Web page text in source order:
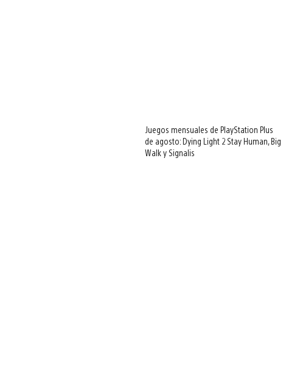
Juegos mensuales de PlayStation Plus
de agosto: Dying Light 2 Stay Human, Big
Walk y Signalis